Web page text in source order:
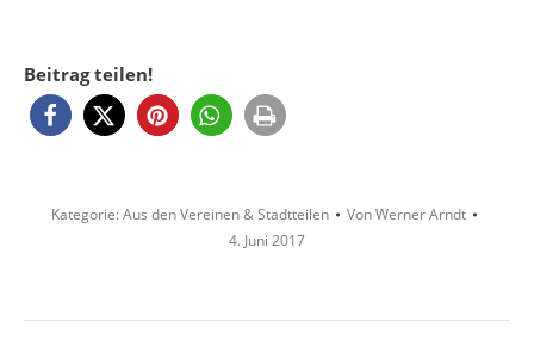
Beitrag teilen!
Kategorie:Aus den Vereinen & Stadtteilen VonWerner Arndt
4. Juni 2017